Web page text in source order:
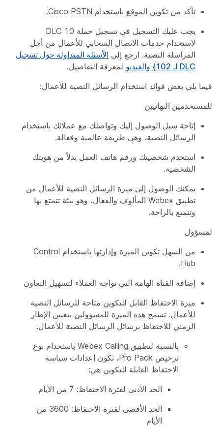
تأكد من تكوين الموقع باستخدام Cisco PSTN.
يجب عليك التسجيل في تسجيل حملة 10 DLC
لاستخدام خدمات الاتصال السحابي للأعمال من أجل
المراسلة النصية. ارجع إلى الأسئلة المتداولة حول تسجيل
DLC لـ 102} و
الفيديو لمعرفة التفاصيل.
فيما يلي بعض فوائد استخدام الرسائل النصية للأعمال:
للمستخدمين النهائيين
إتاحة سبل الوصول إليك وتواصلك مع عملائك باستخدام
الرسائل النصية، وهي طريقة عالمية وفعالة.
استخدم شخصيتك ورقم هاتف العمل بدلاً من هويتك
الشخصية.
يمكنك الوصول إلى ميزة الرسائل النصية للأعمال من
تطبيق Webex المألوف والفعال، وهو بيئة تتمتع بها
وتتمتع بالراحة.
لمسؤول
من السهل تكوين الميزة وإدارتها باستخدام ​Control
Hub.
إضافة القناة الهامة التي تواجه العملاء لتسهيل التعاون​
ميزة الاحتفاظ القابل للتكوين متاحة للرسائل النصية
للأعمال. تسمح هذه الميزة للمسؤولين بتعيين الإطار
الزمني للاحتفاظ برسائل الرسائل النصية للأعمال.
بالنسبة لتطبيق Webex Calling باستخدام نوع
ترخيص Pro Pack، تكون إعدادات سياسة
الاحتفاظ القابلة للتكوين هي:
الحد الأدنى لفترة الاحتفاظ: 7 من الأيام
الحد الأقصى لفترة الاحتفاظ: 3600 من
الأيام